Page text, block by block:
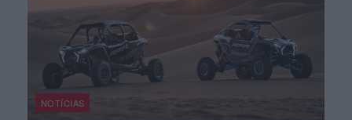
NOTÍCIAS